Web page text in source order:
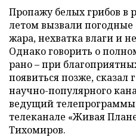
Пропажу белых грибов в
летом вызвали
жара, нехватка влаги и
Однако говорить о
рано – при
появиться позже, сказал
научно-популярного
ведущий телепрограммы
телеканале «Живая
Тихомиров.